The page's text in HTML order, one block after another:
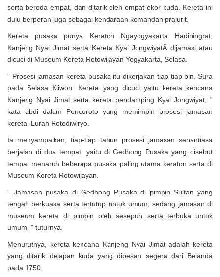
serta beroda empat, dan ditarik oleh empat ekor kuda. Kereta ini
dulu berperan juga sebagai kendaraan komandan prajurit.
Kereta pusaka punya Keraton Ngayogyakarta Hadiningrat,
Kanjeng Nyai Jimat serta Kereta Kyai JongwiyatÂ dijamasi atau
dicuci di Museum Kereta Rotowijayan Yogyakarta, Selasa.
” Prosesi jamasan kereta pusaka itu dikerjakan tiap-tiap bln. Sura
pada Selasa Kliwon. Kereta yang dicuci yaitu kereta kencana
Kanjeng Nyai Jimat serta kereta pendamping Kyai Jongwiyat, ”
kata abdi dalam Poncoroto yang memimpin prosesi jamasan
kereta, Lurah Rotodiwiryo.
Ia menyampaikan, tiap-tiap tahun prosesi jamasan senantiasa
berjalan di dua tempat, yaitu di Gedhong Pusaka yang disebut
tempat menaruh beberapa pusaka paling utama keraton serta di
Museum Kereta Rotowijayan.
” Jamasan pusaka di Gedhong Pusaka di pimpin Sultan yang
tengah berkuasa serta tertutup untuk umum, sedang jamasan di
museum kereta di pimpin oleh sesepuh serta terbuka untuk
umum, ” tuturnya.
Menurutnya, kereta kencana Kanjeng Nyai Jimat adalah kereta
yang ditarik delapan kuda yang dipesan segera dari Belanda
pada 1750.